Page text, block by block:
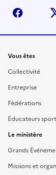
Liens
Vous êtes
Collectivité
Entreprise
Fédérations
Éducateurs
Le ministère
Grands
Missions et